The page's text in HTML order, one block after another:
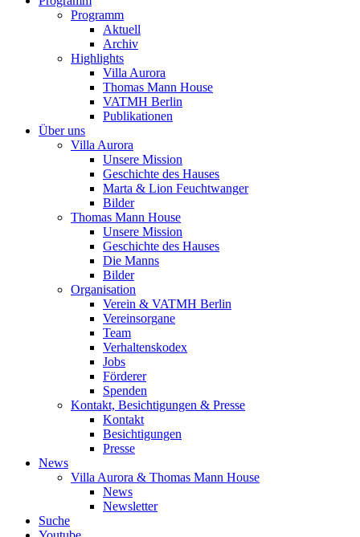
Programm
Aktuell
Archiv
Highlights
Villa Aurora
Thomas Mann House
VATMH Berlin
Publikationen
Über uns
Villa Aurora
Unsere Mission
Geschichte des Hauses
Marta & Lion Feuchtwanger
Bilder
Thomas Mann House
Unsere Mission
Geschichte des Hauses
Die Manns
Bilder
Organisation
Verein & VATMH Berlin
Vereinsorgane
Team
Verhaltenskodex
Jobs
Förderer
Spenden
Kontakt, Besichtigungen & Presse
Kontakt
Besichtigungen
Presse
News
Villa Aurora & Thomas Mann House
News
Newsletter
Suche